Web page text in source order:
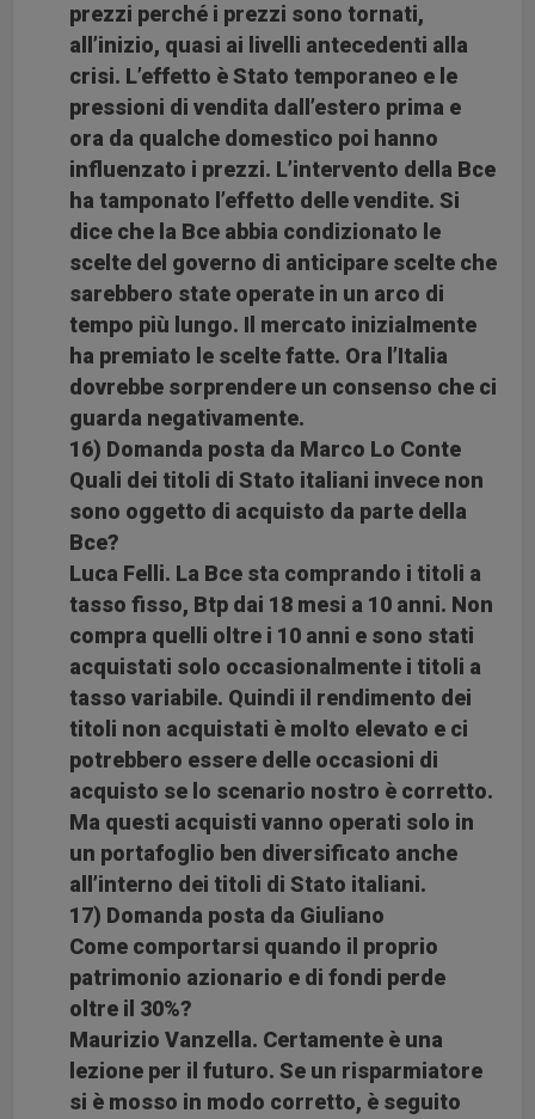
prezzi perché i prezzi sono tornati,
all’inizio, quasi ai livelli antecedenti alla
crisi. L’effetto è Stato temporaneo e le
pressioni di vendita dall’estero prima e
ora da qualche domestico poi hanno
influenzato i prezzi. L’intervento della Bce
ha tamponato l’effetto delle vendite. Si
dice che la Bce abbia condizionato le
scelte del governo di anticipare scelte che
sarebbero state operate in un arco di
tempo più lungo. Il mercato inizialmente
ha premiato le scelte fatte. Ora l’Italia
dovrebbe sorprendere un consenso che ci
guarda negativamente.
16) Domanda posta da Marco Lo Conte
Quali dei titoli di Stato italiani invece non
sono oggetto di acquisto da parte della
Bce?
Luca Felli. La Bce sta comprando i titoli a
tasso fisso, Btp dai 18 mesi a 10 anni. Non
compra quelli oltre i 10 anni e sono stati
acquistati solo occasionalmente i titoli a
tasso variabile. Quindi il rendimento dei
titoli non acquistati è molto elevato e ci
potrebbero essere delle occasioni di
acquisto se lo scenario nostro è corretto.
Ma questi acquisti vanno operati solo in
un portafoglio ben diversificato anche
all’interno dei titoli di Stato italiani.
17) Domanda posta da Giuliano
Come comportarsi quando il proprio
patrimonio azionario e di fondi perde
oltre il 30%?
Maurizio Vanzella. Certamente è una
lezione per il futuro. Se un risparmiatore
si è mosso in modo corretto, è seguito